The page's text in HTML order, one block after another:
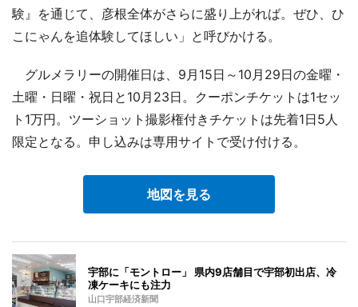
験』を通じて、彦根全体がさらに盛り上がれば。ぜひ、ひ
こにゃんを追体験してほしい」と呼びかける。
グルメラリーの開催日は、9月15日～10月29日の金曜・
土曜・日曜・祝日と10月23日。クーポンチケットは1セッ
ト1万円。ツーショット撮影権付きチケットは先着1日5人
限定となる。申し込みは専用サイトで受け付ける。
地図を見る
宇部に「モントロー」 県内9店舗目で宇部初出店、冷
凍ケーキにも注力
山口宇部経済新聞